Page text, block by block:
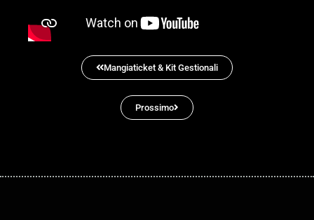
Mangiaticket & Kit Gestionali
Prossimo